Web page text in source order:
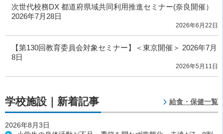
次世代校務DX 都道府県域共同利用推進セミナー(奈良開催）
2026年7月28日
2026年6月22日
【第130回教育委員会対象セミナー】＜東京開催＞ 2026年7月
8日
2026年5月11日
学校施設｜新着記事 給食・保健一覧
2026年8月3日